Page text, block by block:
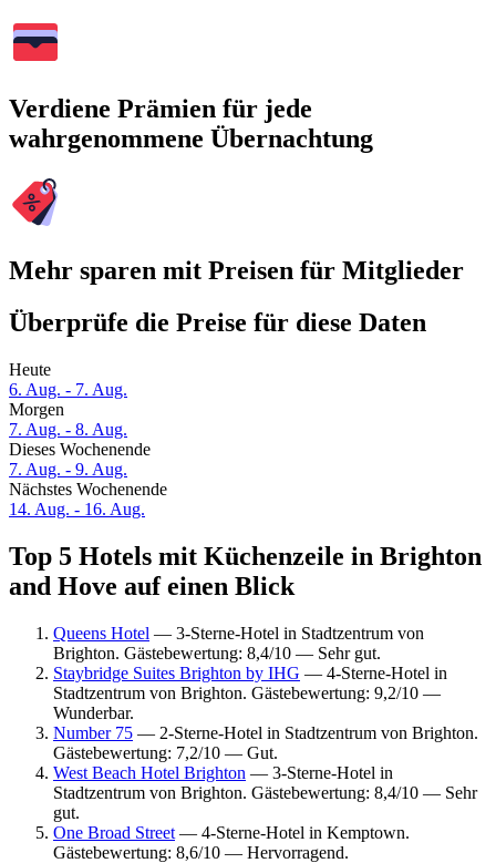
Verdiene Prämien für jede
wahrgenommene Übernachtung
Mehr sparen mit Preisen für Mitglieder
Überprüfe die Preise für diese Daten
Heute
6. Aug. - 7. Aug.
Morgen
7. Aug. - 8. Aug.
Dieses Wochenende
7. Aug. - 9. Aug.
Nächstes Wochenende
14. Aug. - 16. Aug.
Top 5 Hotels mit Küchenzeile in Brighton
and Hove auf einen Blick
Queens Hotel — 3-Sterne-Hotel in Stadtzentrum von
Brighton. Gästebewertung: 8,4/10 — Sehr gut.
Staybridge Suites Brighton by IHG — 4-Sterne-Hotel in
Stadtzentrum von Brighton. Gästebewertung: 9,2/10 —
Wunderbar.
Number 75 — 2-Sterne-Hotel in Stadtzentrum von Brighton.
Gästebewertung: 7,2/10 — Gut.
West Beach Hotel Brighton — 3-Sterne-Hotel in
Stadtzentrum von Brighton. Gästebewertung: 8,4/10 — Sehr
gut.
One Broad Street — 4-Sterne-Hotel in Kemptown.
Gästebewertung: 8,6/10 — Hervorragend.